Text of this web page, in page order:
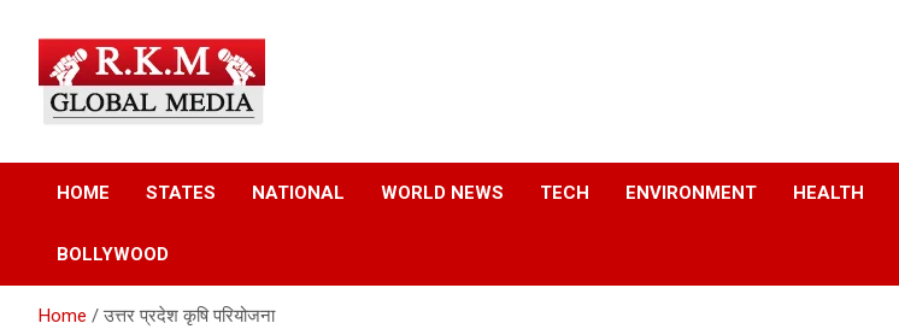
content
Latest Hindi News &
Global Media
and the World
HOME
STATES NATIONAL WORLD NEWS TECH ENVIRONMENT HEALTH
BOLLYWOOD
Home उत्तर प्रदेश कृषि परियोजना